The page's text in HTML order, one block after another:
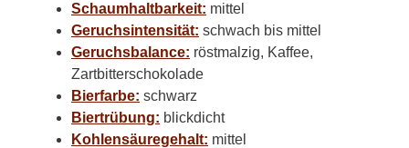
Schaumhaltbarkeit: mittel
Geruchsintensität: schwach bis mittel
Geruchsbalance: röstmalzig, Kaffee,
Zartbitterschokolade
Bierfarbe: schwarz
Biertrübung: blickdicht
Kohlensäuregehalt: mittel